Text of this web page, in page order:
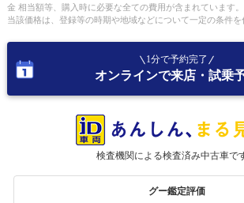
金 相当額等、購入時に必要な全ての費用が含まれています。
当該価格は、登録等の時期や地域などについて一定の条件を
1分で予約完了
オンラインで来店・試乗
検査機関による検査済み中古車で
グー鑑定評価